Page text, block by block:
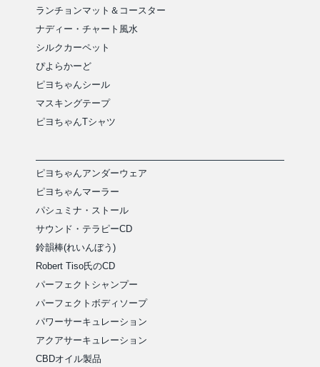
ランチョンマット＆コースター
ナディー・チャート風水
シルクカーペット
ぴよらかーど
ピヨちゃんシール
マスキングテープ
ピヨちゃんTシャツ
ピヨちゃんアンダーウェア
ピヨちゃんマーラー
パシュミナ・ストール
サウンド・テラピーCD
鈴韻棒(れいんぼう)
Robert Tiso氏のCD
パーフェクトシャンプー
パーフェクトボディソープ
パワーサーキュレーション
アクアサーキュレーション
CBDオイル製品